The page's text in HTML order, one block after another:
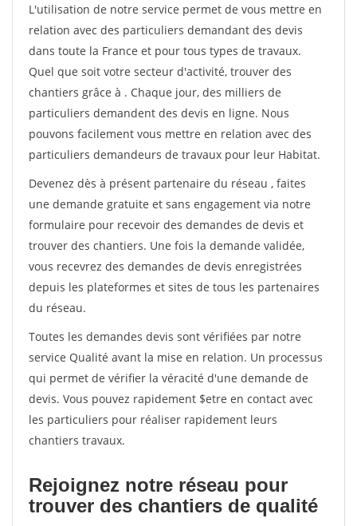
L'utilisation de notre service permet de vous mettre en
relation avec des particuliers demandant des devis
dans toute la France et pour tous types de travaux.
Quel que soit votre secteur d'activité, trouver des
chantiers grâce à . Chaque jour, des milliers de
particuliers demandent des devis en ligne. Nous
pouvons facilement vous mettre en relation avec des
particuliers demandeurs de travaux pour leur Habitat.
Devenez dès à présent partenaire du réseau , faites
une demande gratuite et sans engagement via notre
formulaire pour recevoir des demandes de devis et
trouver des chantiers. Une fois la demande validée,
vous recevrez des demandes de devis enregistrées
depuis les plateformes et sites de tous les partenaires
du réseau.
Toutes les demandes devis sont vérifiées par notre
service Qualité avant la mise en relation. Un processus
qui permet de vérifier la véracité d'une demande de
devis. Vous pouvez rapidement $etre en contact avec
les particuliers pour réaliser rapidement leurs
chantiers travaux.
Rejoignez notre réseau pour
trouver des chantiers de qualité